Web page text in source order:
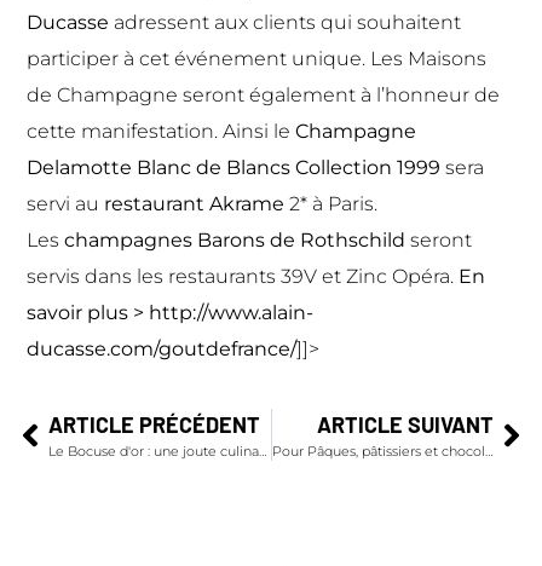
Ducasse adressent aux clients qui souhaitent
participer à cet événement unique. Les Maisons
de Champagne seront également à l’honneur de
cette manifestation. Ainsi leChampagne
Delamotte Blanc de Blancs Collection 1999 sera
servi au restaurant Akrame 2* à Paris.
Leschampagnes Barons de Rothschild seront
servis dans les restaurants 39V et Zinc Opéra. En
savoir plus > http://www.alain-
ducasse.com/goutdefrance/]]>
ARTICLE PRÉCÉDENT
Le Bocuse d'or : une joute culinaire d'exception
ARTICLE SUIVANT
Pour Pâques, pâtissiers et chocolatiers ont rivalisé d’ingéniosité